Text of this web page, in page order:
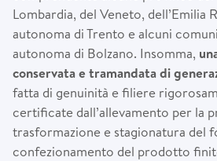
Lombardia, del Veneto, dell’Emilia
autonoma di Trento e alcuni
autonoma di Bolzano. Insomma,
conservata e tramandata di
fatta di genuinità e filiere
certificate dall’allevamento per la
trasformazione e stagionatura del
confezionamento del prodotto